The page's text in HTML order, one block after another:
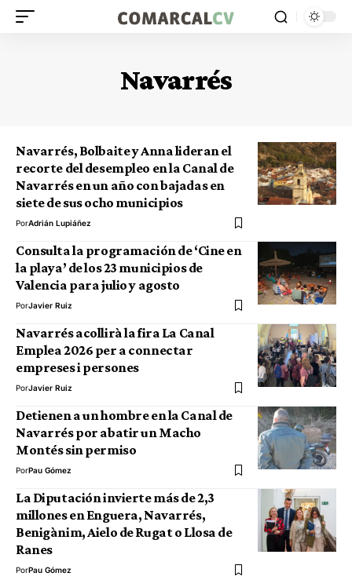
Navarrés
Navarrés, Bolbaite y Anna lideran el
recorte del desempleo en la Canal de
Navarrés en un año con bajadas en
siete de sus ocho municipios
PorAdrián Lupiáñez
Consulta la programación de ‘Cine en
la playa’ de los 23 municipios de
Valencia para julio y agosto
PorJavier Ruiz
Navarrés acollirà la fira La Canal
Emplea 2026 per a connectar
empreses i persones
PorJavier Ruiz
Detienen a un hombre en la Canal de
Navarrés por abatir un Macho
Montés sin permiso
PorPau Gómez
La Diputación invierte más de 2,3
millones en Enguera, Navarrés,
Benigànim, Aielo de Rugat o Llosa de
Ranes
PorPau Gómez